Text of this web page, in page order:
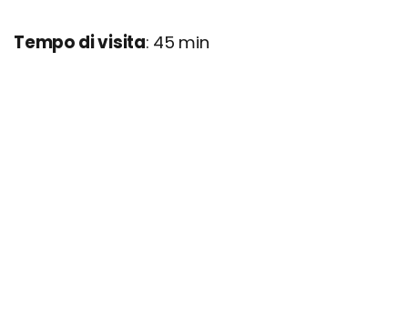
Tempo di visita: 45 min